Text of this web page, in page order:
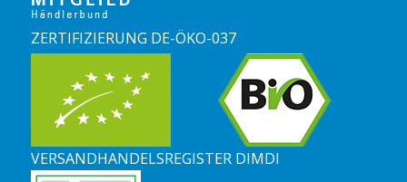
ZERTIFIZIERUNG DE-ÖKO-037
VERSANDHANDELSREGISTER DIMDI